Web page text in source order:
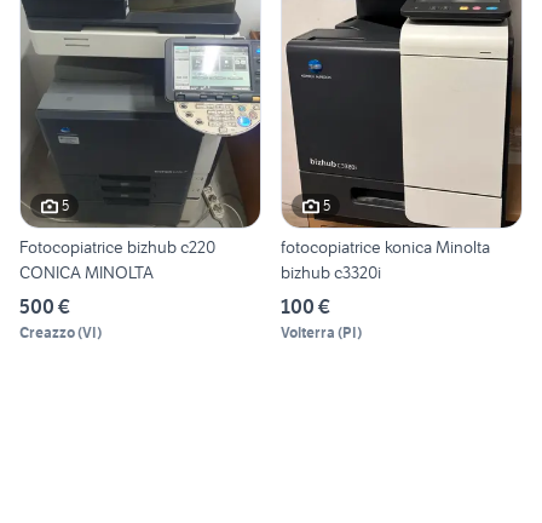
5
Fotocopiatrice bizhub c220
CONICA MINOLTA
500 €
Creazzo(VI)
5
fotocopiatrice konica Minolta
bizhub c3320i
100 €
Volterra (PI)